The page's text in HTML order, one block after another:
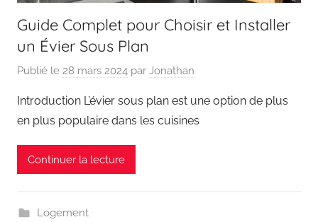
Guide Complet pour Choisir et Installer
un Évier Sous Plan
Publié le 28 mars 2024 par Jonathan
Introduction L’évier sous plan est une option de plus
en plus populaire dans les cuisines
Continuer la lecture
Logement